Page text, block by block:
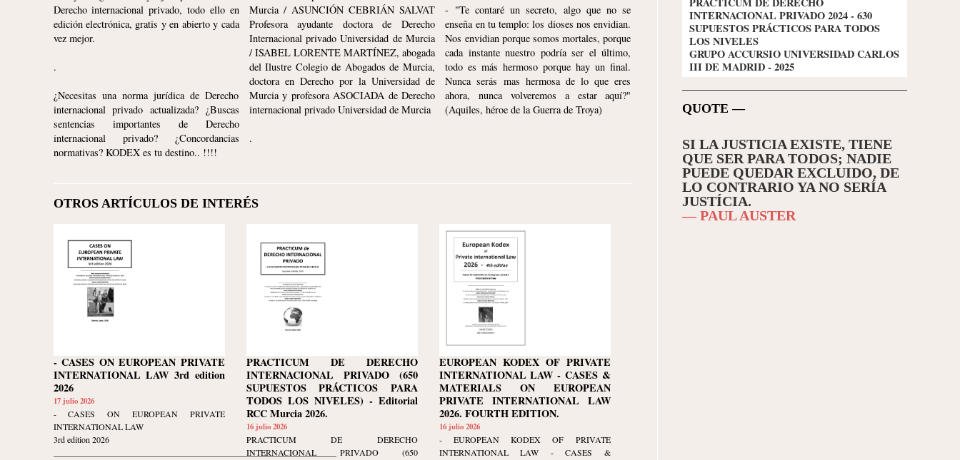
Derecho internacional privado, todo ello en
edición electrónica, gratis y en abierto y cada
vez mejor.
.
¿Necesitas una norma jurídica de Derecho
internacional privado actualizada? ¿Buscas
sentencias importantes de Derecho
internacional privado? ¿Concordancias
normativas? KODEX es tu destino.. !!!!
Murcia / ASUNCIÓN CEBRIÁN SALVAT
Profesora ayudante doctora de Derecho
Internacional privado Universidad de Murcia
/ ISABEL LORENTE MARTÍNEZ, abogada
del Ilustre Colegio de Abogados de Murcia,
doctora en Derecho por la Universidad de
Murcia y profesora ASOCIADA de Derecho
internacional privado Universidad de Murcia
.
- "Te contaré un secreto, algo que no se
enseña en tu templo: los dioses nos envidian.
Nos envidian porque somos mortales, porque
cada instante nuestro podría ser el último,
todo es más hermoso porque hay un final.
Nunca serás mas hermosa de lo que eres
ahora, nunca volveremos a estar aquí?"
(Aquiles, héroe de la Guerra de Troya)
OTROS ARTÍCULOS DE INTERÉS
- CASES ON EUROPEAN PRIVATE
INTERNATIONAL LAW 3rd edition
2026
17 julio 2026
- CASES ON EUROPEAN PRIVATE
INTERNATIONAL LAW
3rd edition 2026
__________________________________________________________________
PRACTICUM DE DERECHO
INTERNACIONAL PRIVADO (650
SUPUESTOS PRÁCTICOS PARA
TODOS LOS NIVELES) - Editorial
RCC Murcia 2026.
16 julio 2026
PRACTICUM DE DERECHO
INTERNACIONAL PRIVADO (650
EUROPEAN KODEX OF PRIVATE
INTERNATIONAL LAW - CASES &
MATERIALS ON EUROPEAN
PRIVATE INTERNATIONAL LAW
2026. FOURTH EDITION.
16 julio 2026
- EUROPEAN KODEX OF PRIVATE
INTERNATIONAL LAW - CASES &
INTERNACIONAL PRIVADO 2024 - 630
SUPUESTOS PRÁCTICOS PARA TODOS
LOS NIVELES
GRUPO ACCURSIO UNIVERSIDAD CARLOS
III DE MADRID - 2025
QUOTE —
\"SÍ, ME SIENTO MUY BIEN
FÍSICAMENTE. ESO ES, ENTRE
LA NUTRICIONISTA, BASADA EN
FUTBOLISTA URUGUAYO
VERITATEM LABORARE NIMIS
— TITO LIVIO, AD URBE
SI LA JUSTICIA EXISTE, TIENE
QUE SER PARA TODOS; NADIE
PUEDE QUEDAR EXCLUIDO, DE
LO CONTRARIO YA NO SERÍA
JUSTÍCIA.
— PAUL AUSTER